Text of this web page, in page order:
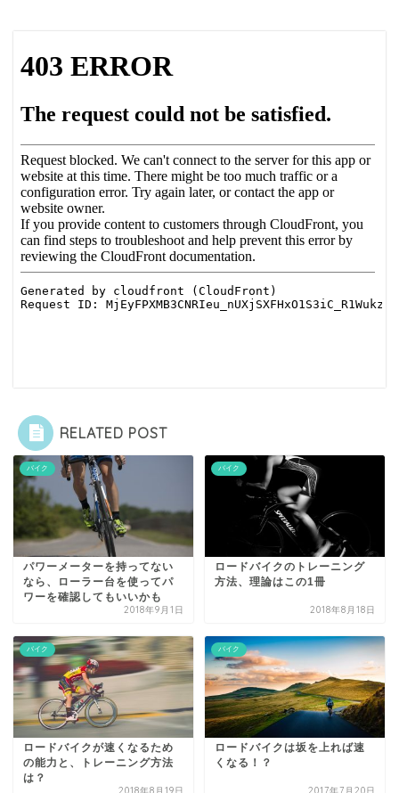
RELATED POST
バイク
パワーメーターを持ってない
なら、ローラー台を使ってパ
ワーを確認してもいいかも
2018年9月1日
バイク
ロードバイクのトレーニング
方法、理論はこの1冊
2018年8月18日
バイク
ロードバイクが速くなるため
の能力と、トレーニング方法
は？
2018年8月19日
バイク
ロードバイクは坂を上れば速
くなる！？
2017年7月20日